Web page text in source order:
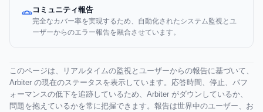
コミュニティ報告
完全なカバー率を実現するため、自動化されたシステム監視とユ
ーザーからのエラー報告を融合させています。
このページは、リアルタイムの監視とユーザーからの報告に基づいて、
Arbiter の現在のステータスを表示しています。応答時間、停止、パフ
ォーマンスの低下を追跡しているため、Arbiter がダウンしているか、
問題を抱えているかを常に把握できます。報告は世界中のユーザー、お